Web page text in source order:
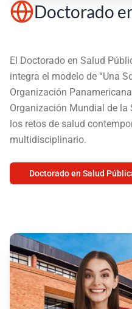
Doctorado
El Doctorado en Salud
integra el modelo de “Una
Organización
Organización Mundial de la
los retos de salud
multidisciplinario.
Doctorado en Salud